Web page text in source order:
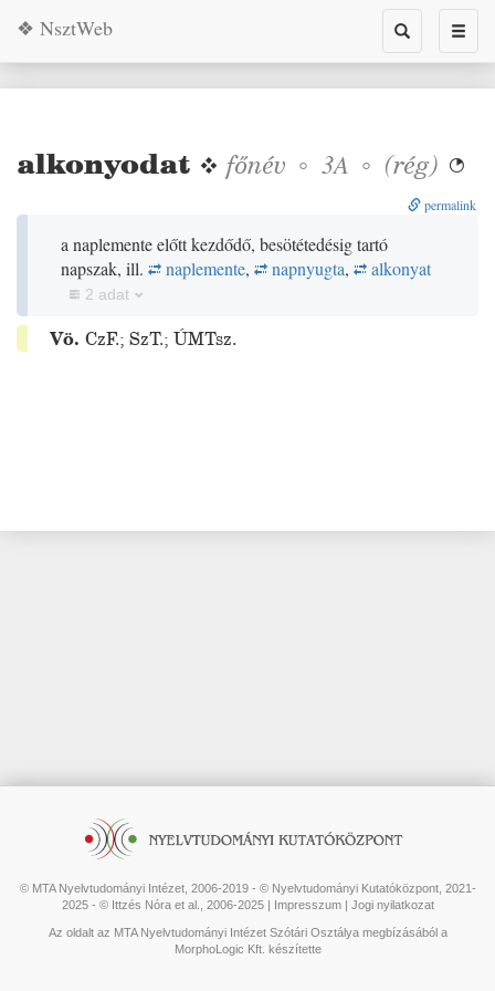
Toggle
search
❖ NsztWeb
alkonyodat ❖ főnév ◦ 3A ◦ (rég) 
permalink
a naplemente előtt kezdődő, besötétedésig tartó
napszak, ill.
naplemente, napnyugta, alkonyat
2 adat
Vö. CzF.; SzT.; ÚMTsz.
© MTA Nyelvtudományi Intézet, 2006-2019 - © Nyelvtudományi Kutatóközpont, 2021-
2025 - © Ittzés Nóra et al., 2006-2025 | Impresszum| Jogi nyilatkozat
Az oldalt az MTA Nyelvtudományi Intézet Szótári Osztálya megbízásából a
MorphoLogic Kft. készítette